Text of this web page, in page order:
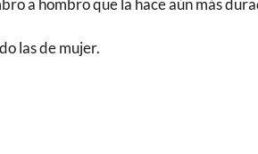
a hombro que la hace aún más
las de mujer.